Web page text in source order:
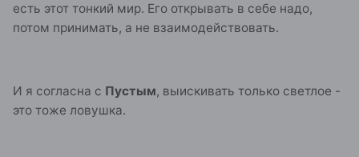
есть этот тонкий мир. Его открывать в себе надо,
потом принимать, а не взаимодействовать.
И я согласна с Пустым, выискивать только светлое -
это тоже ловушка.